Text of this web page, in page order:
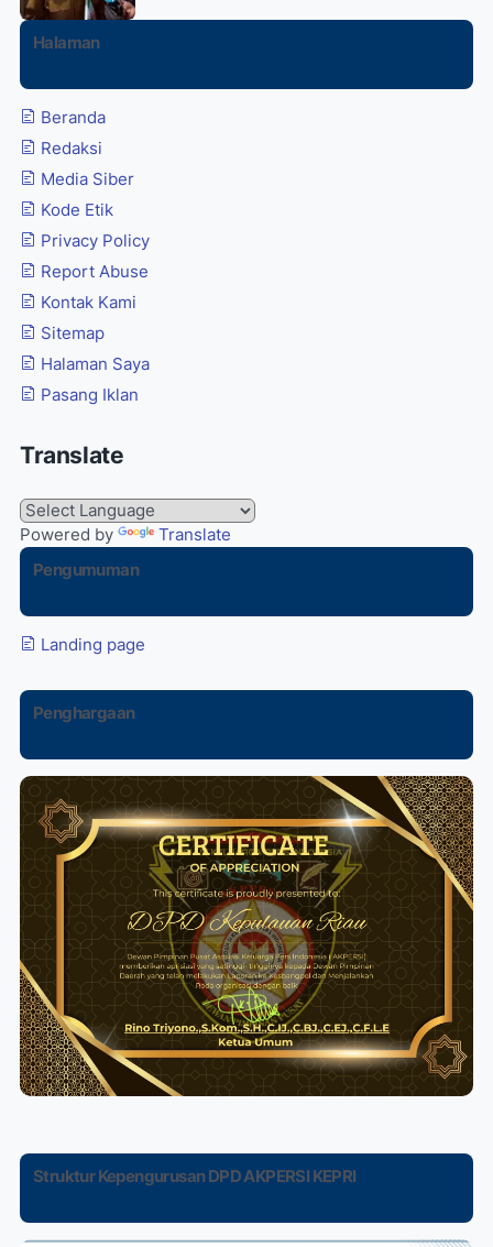
Halaman
Beranda
Redaksi
Media Siber
Kode Etik
Privacy Policy
Report Abuse
Kontak Kami
Sitemap
Halaman Saya
Pasang Iklan
Translate
Powered by
Translate
Pengumuman
Landing page
Penghargaan
Struktur Kepengurusan DPD AKPERSI KEPRI